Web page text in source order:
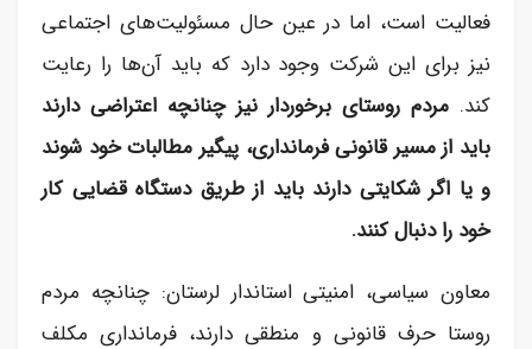
فعالیت است، اما در عین حال مسئولیت‌های اجتماعی
نیز برای این شرکت وجود دارد که باید آن‌ها را رعایت
کند. مردم روستای برخوردار نیز چنانچه اعتراضی دارند
باید از مسیر قانونی فرمانداری، پیگیر مطالبات خود شوند
و یا اگر شکایتی دارند باید از طریق دستگاه قضایی کار
خود را دنبال کنند.
معاون سیاسی، امنیتی استاندار لرستان: چنانچه مردم
روستا حرف قانونی و منطقی دارند، فرمانداری مکلف